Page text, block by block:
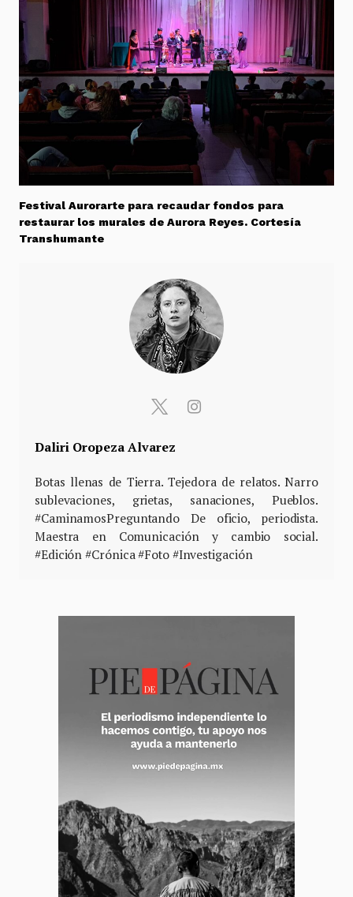
Festival Aurorarte para recaudar fondos para
restaurar los murales de Aurora Reyes. Cortesía
Transhumante
Daliri Oropeza Alvarez
Botas llenas de Tierra. Tejedora de relatos. Narro
sublevaciones, grietas, sanaciones, Pueblos.
#CaminamosPreguntando De oficio, periodista.
Maestra en Comunicación y cambio social.
#Edición #Crónica #Foto #Investigación